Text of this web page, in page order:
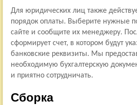
Для юридических лиц также
порядок оплаты. Выберите нужные
сайте и сообщите их менеджеру.
сформирует счет, в котором будут
банковские реквизиты. Мы
необходимую бухгалтерскую
и приятно сотрудничать.
Сборка